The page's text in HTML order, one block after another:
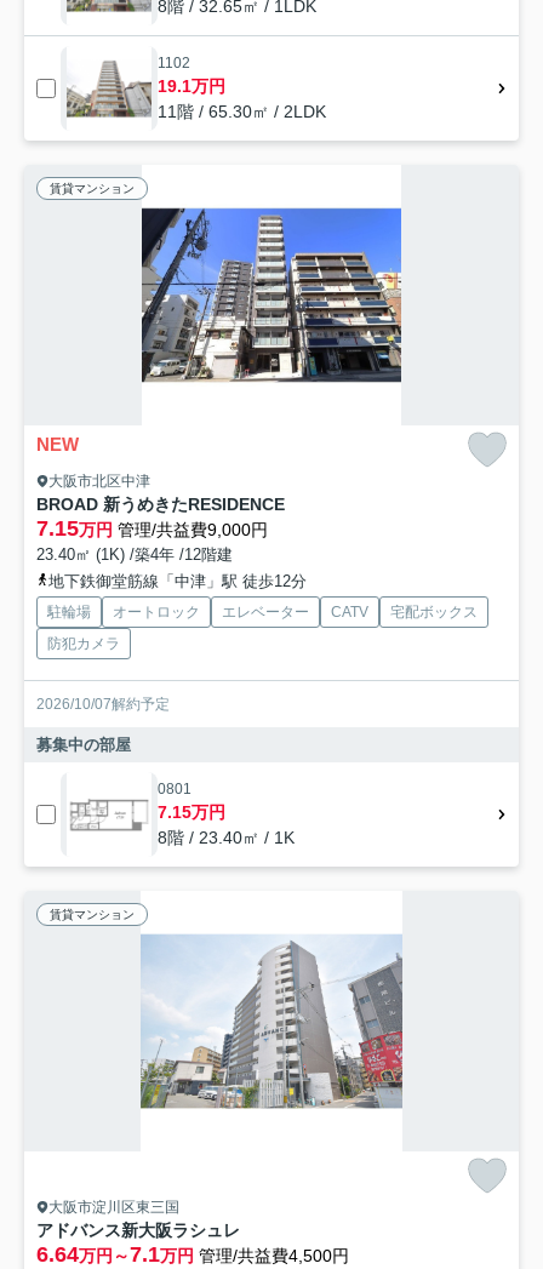
8階 / 32.65㎡ / 1LDK
1102
19.1万円
11階 / 65.30㎡ / 2LDK
賃貸マンション
NEW
大阪市北区中津
BROAD 新うめきたRESIDENCE
7.15万円 管理/共益費9,000円
23.40㎡ (1K) /築4年 /12階建
地下鉄御堂筋線「中津」駅 徒歩12分
駐輪場 オートロック エレベーター CATV
宅配ボックス
防犯カメラ
2026/10/07解約予定
募集中の部屋
0801
7.15万円
8階 / 23.40㎡ / 1K
賃貸マンション
大阪市淀川区東三国
アドバンス新大阪ラシュレ
6.64万円～7.1万円 管理/共益費4,500円